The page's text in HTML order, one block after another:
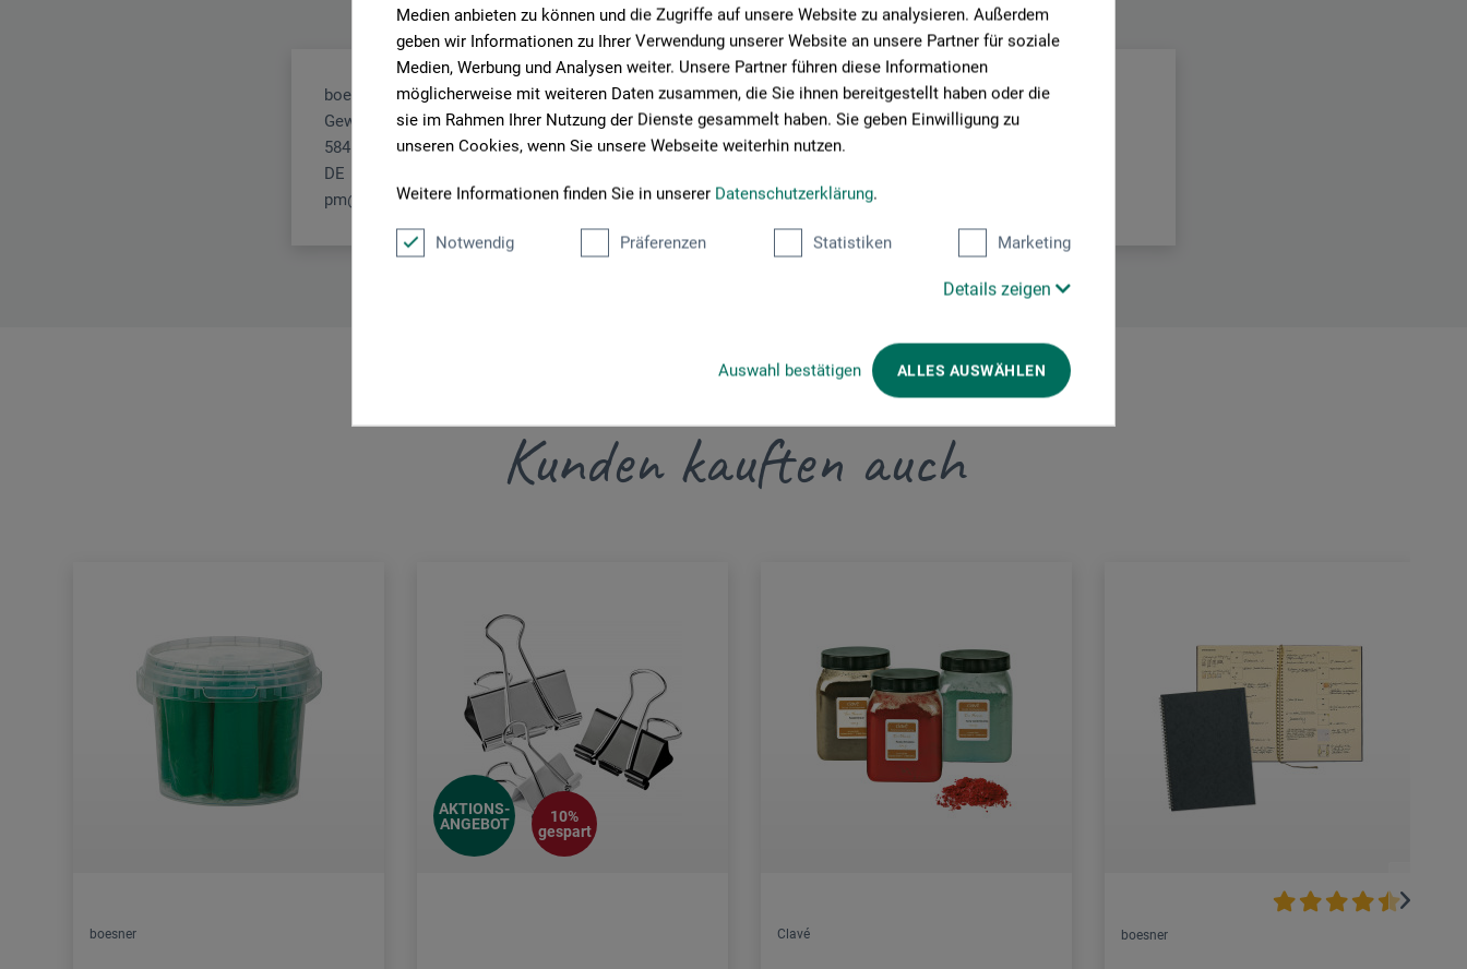
Medien anbieten zu können und die Zugriffe auf unsere Website zu analysieren. Außerdem
geben wir Informationen zu Ihrer Verwendung unserer Website an unsere Partner für soziale
Medien, Werbung und Analysen weiter. Unsere Partner führen diese Informationen
möglicherweise mit weiteren Daten zusammen, die Sie ihnen bereitgestellt haben oder die
sie im Rahmen Ihrer Nutzung der Dienste gesammelt haben. Sie geben Einwilligung zu
unseren Cookies, wenn Sie unsere Webseite weiterhin nutzen.
Weitere Informationen finden Sie in unserer Datenschutzerklärung.
Notwendig Präferenzen Statistiken Marketing
Details zeigen
Auswahl bestätigen ALLES AUSWÄHLEN
Hier finden Sie die Kontaktdaten des Herstellers zu diesem Produkt.
boesner GmbH holding + innovations
Gewerkenstr. 2
58456 Witten
DE
pm@boesner.com
Kunden kauften auch
boesner
AKTIONS-
ANGEBOT
10%
gespart
Clavé boesner